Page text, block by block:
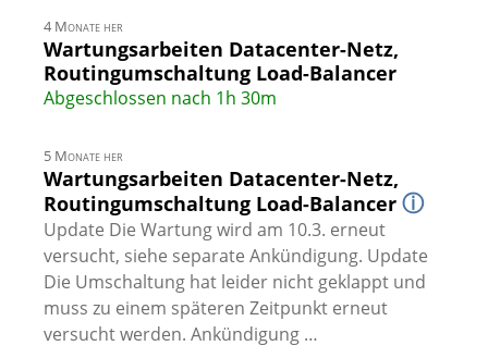
4 Monate her
Wartungsarbeiten Datacenter-Netz,
Routingumschaltung Load-Balancer
Abgeschlossen nach 1h 30m
5 Monate her
Wartungsarbeiten Datacenter-Netz,
Routingumschaltung Load-Balancer ⓘ
Update Die Wartung wird am 10.3. erneut
versucht, siehe separate Ankündigung. Update
Die Umschaltung hat leider nicht geklappt und
muss zu einem späteren Zeitpunkt erneut
versucht werden. Ankündigung …